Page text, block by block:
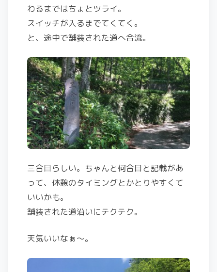
わるまではちょとツライ。
スイッチが入るまでてくてく。
と、途中で舗装された道へ合流。
三合目らしい。ちゃんと何合目と記載があ
って、休憩のタイミングとかとりやすくて
いいかも。
舗装された道沿いにテクテク。
天気いいなぁ～。